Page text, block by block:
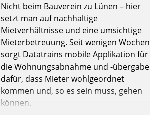
Nicht beim Bauverein zu Lünen – hier
setzt man auf nachhaltige
Mietverhältnisse und eine umsichtige
Mieterbetreuung. Seit wenigen Wochen
sorgt Datatrains mobile Applikation für
die Wohnungsabnahme und -übergabe
dafür, dass Mieter wohlgeordnet
kommen und, so es sein muss, gehen
können.